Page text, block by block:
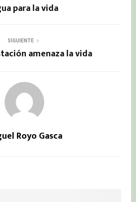
para la vida
SIGUIENTE
amenaza la vida
Royo Gasca